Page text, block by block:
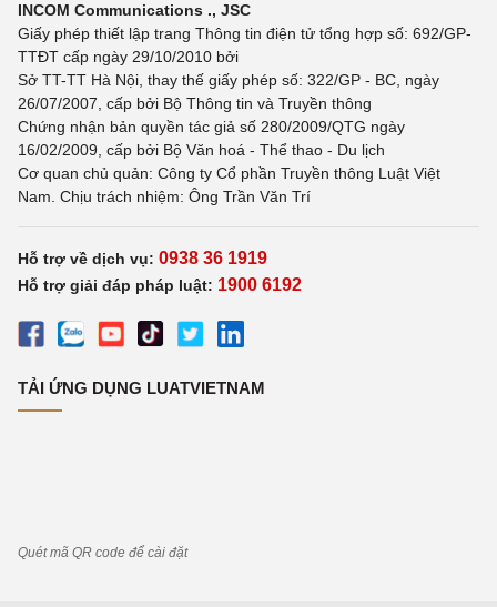
INCOM Communications ., JSC
Giấy phép thiết lập trang Thông tin điện tử tổng hợp số: 692/GP-
TTĐT cấp ngày 29/10/2010 bởi
Sở TT-TT Hà Nội, thay thế giấy phép số: 322/GP - BC, ngày
26/07/2007, cấp bởi Bộ Thông tin và Truyền thông
Chứng nhận bản quyền tác giả số 280/2009/QTG ngày
16/02/2009, cấp bởi Bộ Văn hoá - Thể thao - Du lịch
Cơ quan chủ quản: Công ty Cổ phần Truyền thông Luật Việt
Nam. Chịu trách nhiệm: Ông Trần Văn Trí
Hỗ trợ về dịch vụ: 0938 36 1919
Hỗ trợ giải đáp pháp luật: 1900 6192
TẢI ỨNG DỤNG LUATVIETNAM
Quét mã QR code để cài đặt